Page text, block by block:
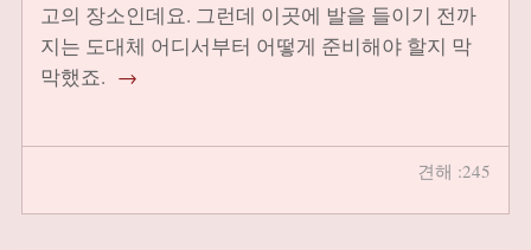
고의 장소인데요. 그런데 이곳에 발을 들이기 전까
지는 도대체 어디서부터 어떻게 준비해야 할지 막
막했죠. →
견해 :245